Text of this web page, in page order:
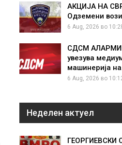
АКЦИЈА НА
Одземени
6 Aug, 2026 во
СДСМ
увезува
машинерија
6 Aug, 2026 во
Неделен актуел
ГЕОРГИЕВСКИ